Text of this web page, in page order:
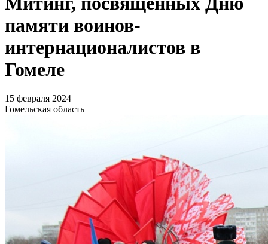
памяти воинов-
интернационалистов в
Гомеле
15 февраля 2024
Гомельская область